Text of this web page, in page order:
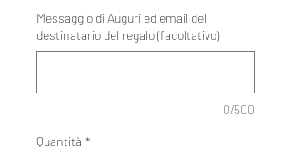
Messaggio di Auguri ed email del
destinatario del regalo (facoltativo)
0/500
Quantità *